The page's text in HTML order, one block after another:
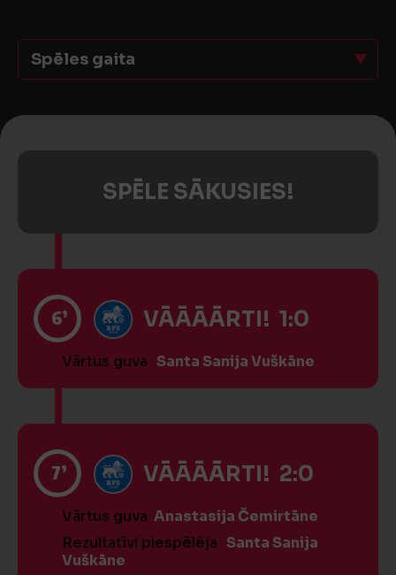
Spēles gaita
SPĒLE SĀKUSIES!
6’ VĀĀĀĀRTI! 1:0
Vārtus guva Santa Sanija Vuškāne
7’ VĀĀĀĀRTI! 2:0
Vārtus guva Anastasija Čemirtāne
Rezultatīvi piespēlēja Santa Sanija
Vuškāne